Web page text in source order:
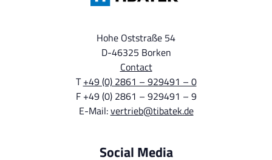
Hohe Oststraße 54
D-46325 Borken
Contact
T+49 (0) 2861 – 929491 – 0
F +49 (0) 2861 – 929491 – 9
E-Mail:vertrieb@tibatek.de
Social Media